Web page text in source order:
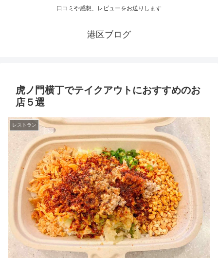
口コミや感想、レビューをお送りします
港区ブログ
虎ノ門横丁でテイクアウトにおすすめのお
店５選
レストラン